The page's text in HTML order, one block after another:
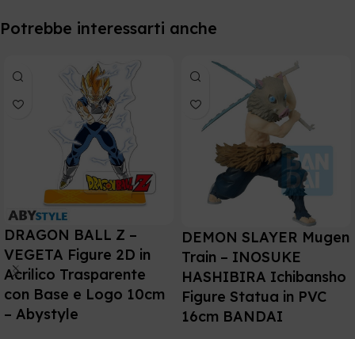
Potrebbe interessarti anche
DRAGON BALL Z –
VEGETA Figure 2D in
Acrilico Trasparente
con Base e Logo 10cm
– Abystyle
DEMON SLAYER Mugen
Train – INOSUKE
HASHIBIRA Ichibansho
Figure Statua in PVC
16cm BANDAI